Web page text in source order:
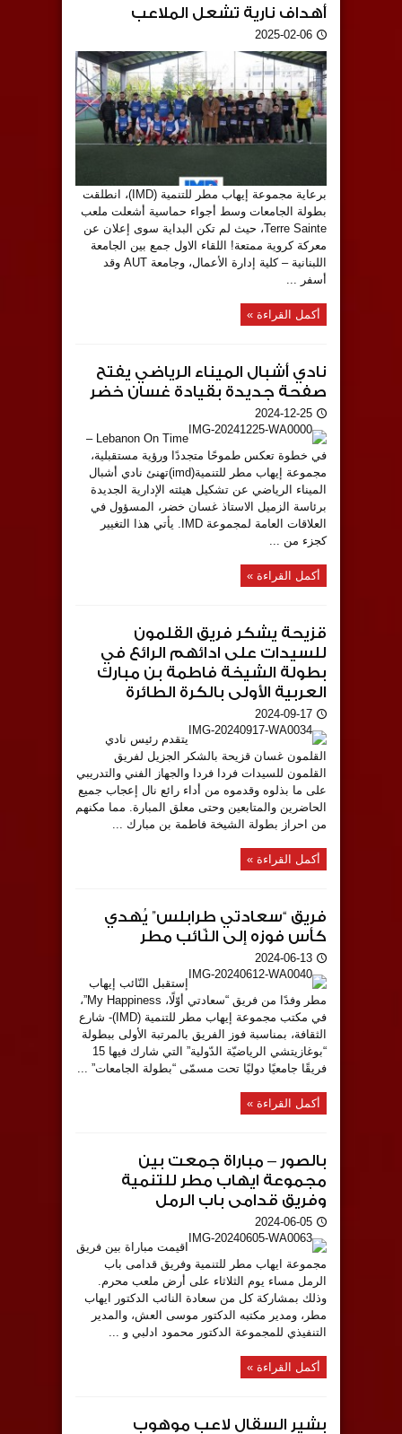
أهداف نارية تشعل الملاعب
2025-02-06
برعاية مجموعة إيهاب مطر للتنمية (IMD)، انطلقت
بطولة الجامعات وسط أجواء حماسية أشعلت ملعب
Terre Sainte، حيث لم تكن البداية سوى إعلان عن
معركة كروية ممتعة! اللقاء الاول جمع بين الجامعة
اللبنانية – كلية إدارة الأعمال، وجامعة AUT وقد
أسفر ...
أكمل القراءة »
نادي أشبال الميناء الرياضي يفتح
صفحة جديدة بقيادة غسان خضر
2024-12-25
Lebanon On Time –
في خطوة تعكس طموحًا متجددًا ورؤية مستقبلية،
مجموعة إيهاب مطر للتنمية(imd)تهنئ نادي أشبال
الميناء الرياضي عن تشكيل هيئته الإدارية الجديدة
برئاسة الزميل الاستاذ غسان خضر، المسؤول في
العلاقات العامة لمجموعة IMD. يأتي هذا التغيير
كجزء من ...
أكمل القراءة »
قزيحة يشكر فريق القلمون
للسيدات على ادائهم الرائع في
بطولة الشيخة فاطمة بن مبارك
العربية الأولى بالكرة الطائرة
2024-09-17
يتقدم رئيس نادي
القلمون غسان قزيحة بالشكر الجزيل لفريق
القلمون للسيدات فردا فردا والجهاز الفني والتدريبي
على ما بذلوه وقدموه من أداء رائع نال إعجاب جميع
الحاضرين والمتابعين وحتى معلق المبارة. مما مكنهم
من احراز بطولة الشيخة فاطمة بن مبارك ...
أكمل القراءة »
فريق “سعادتي طرابلس” يُهدي
كأس فوزه إلى النّائب مطر
2024-06-13
إستقبل النّائب إيهاب
مطر وفدًا من فريق “سعادتي أوّلًا، My Happiness”،
في مكتب مجموعة إيهاب مطر للتنمية (IMD)- شارع
الثقافة، بمناسبة فوز الفريق بالمرتبة الأولى ببطولة
“بوغازيتشي الرياضيّة الدّولية” التي شارك فيها 15
فريقًا جامعيًا دوليًا تحت مسمّى “بطولة الجامعات” ...
أكمل القراءة »
بالصور – مباراة جمعت بين
مجموعة ايهاب مطر للتنمية
وفريق قدامى باب الرمل
2024-06-05
اقيمت مباراة بين فريق
مجموعة ايهاب مطر للتنمية وفريق قدامى باب
الرمل مساء يوم الثلاثاء على أرض ملعب محرم.
وذلك بمشاركة كل من سعادة النائب الدكتور ايهاب
مطر، ومدير مكتبه الدكتور موسى العش، والمدير
التنفيذي للمجموعة الدكتور محمود ادلبي و ...
أكمل القراءة »
بشير السقال لاعب موهوب